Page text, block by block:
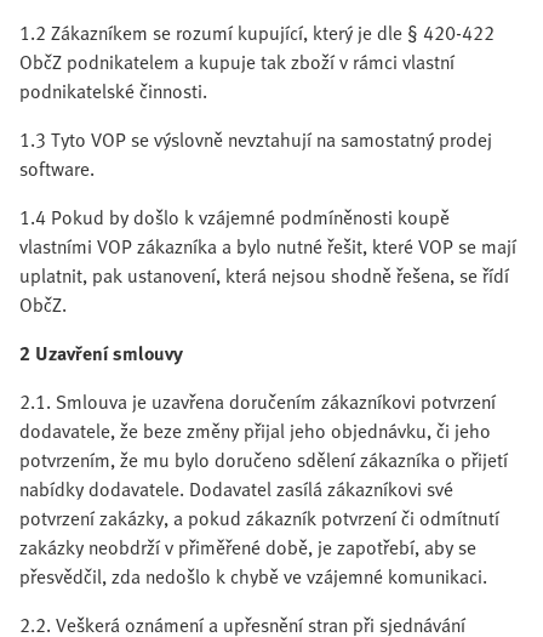
1.2 Zákazníkem se rozumí kupující, který je dle § 420-422
ObčZ podnikatelem a kupuje tak zboží v rámci vlastní
podnikatelské činnosti.
1.3 Tyto VOP se výslovně nevztahují na samostatný prodej
software.
1.4 Pokud by došlo k vzájemné podmíněnosti koupě
vlastními VOP zákazníka a bylo nutné řešit, které VOP se mají
uplatnit, pak ustanovení, která nejsou shodně řešena, se řídí
ObčZ.
2 Uzavření smlouvy
2.1. Smlouva je uzavřena doručením zákazníkovi potvrzení
dodavatele, že beze změny přijal jeho objednávku, či jeho
potvrzením, že mu bylo doručeno sdělení zákazníka o přijetí
nabídky dodavatele. Dodavatel zasílá zákazníkovi své
potvrzení zakázky, a pokud zákazník potvrzení či odmítnutí
zakázky neobdrží v přiměřené době, je zapotřebí, aby se
přesvědčil, zda nedošlo k chybě ve vzájemné komunikaci.
2.2. Veškerá oznámení a upřesnění stran při sjednávání